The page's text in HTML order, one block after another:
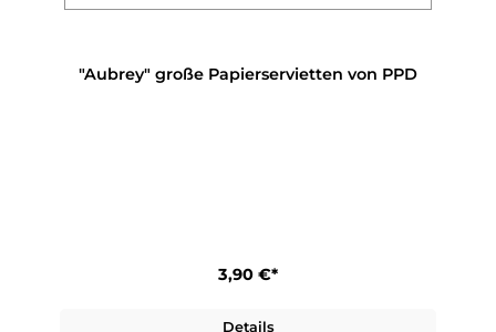
"Aubrey" große Papierservietten von PPD
3,90 €*
Details